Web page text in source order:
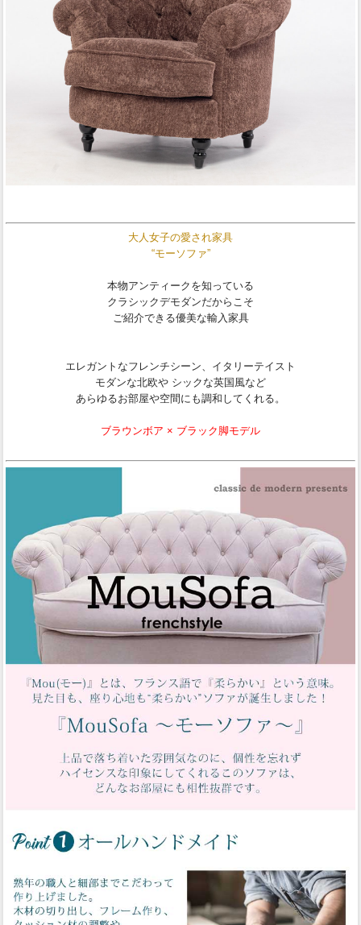
大人女子の愛され家具
“モーソファ”
本物アンティークを知っている
クラシックデモダンだからこそ
ご紹介できる優美な輸入家具
エレガントなフレンチシーン、イタリーテイスト
モダンな北欧や シックな英国風など
あらゆるお部屋や空間にも調和してくれる。
ブラウンボア × ブラック脚モデル